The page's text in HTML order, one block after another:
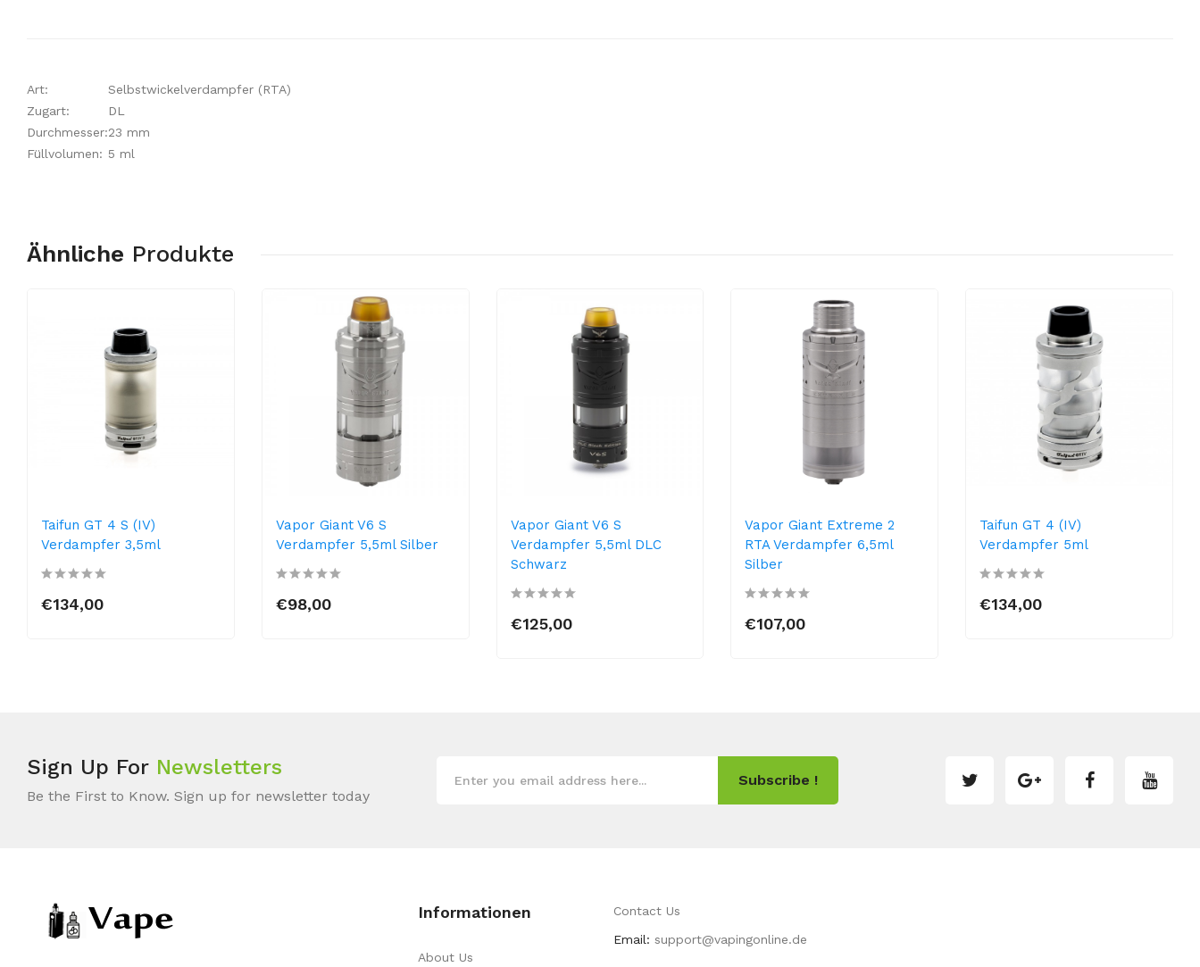
Art:
Selbstwickelverdampfer (RTA)
Zugart:
DL
Durchmesser:23 mm
Füllvolumen: 5 ml
Ähnliche Produkte
Taifun GT 4 S (IV)
Verdampfer 3,5ml
€134,00
Vapor Giant V6 S
Verdampfer 5,5ml Silber
€98,00
Vapor Giant V6 S
Verdampfer 5,5ml DLC
Schwarz
€125,00
Vapor Giant Extreme 2
RTA Verdampfer 6,5ml
Silber
€107,00
Taifun GT 4 (IV)
Verdampfer 5ml
€134,00
Sign Up For Newsletters
Be the First to Know. Sign up for newsletter today
Subscribe !
Informationen
About Us
Contact Us
Email: support@vapingonline.de